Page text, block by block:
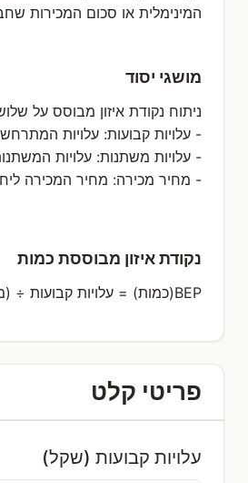
המינימלית או סכום המכירות
מושגי יסוד
ניתוח נקודת איזון מבוסס על
- עלויות קבועות: עלויות
- עלויות משתנות: עלויות
- מחיר מכירה: מחיר המכירה
נקודת איזון מבוססת כמות
BEP(כמות) = עלויות קבועות ÷ (מחיר מכירה - עלות משתנה ליחידה)
פריטי קלט
עלויות קבועות (שקל)